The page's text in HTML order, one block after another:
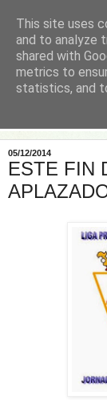
05/12/2014
ESTE FIN
This site uses
and to analyze
shared with
metrics to
statistics, and